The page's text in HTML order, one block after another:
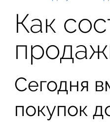
Как
Сегодня
покупок